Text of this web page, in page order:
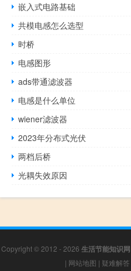
嵌入式电路基础
共模电感怎么选型
时桥
电感图形
ads带通滤波器
电感是什么单位
wiener滤波器
2023年分布式光伏
两档后桥
光耦失效原因
Copyright © 2012 - 2026 生活节能知识网
| 网站地图 | 疑难解答